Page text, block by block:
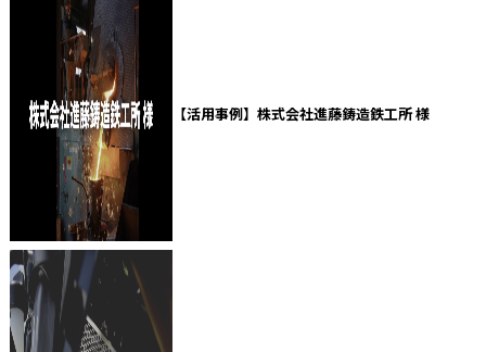
【活用事例】株式会社進藤鋳造鉄工所 様